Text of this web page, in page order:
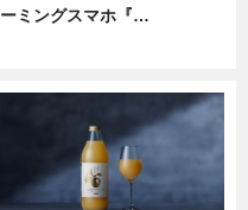
ーミングスマホ『…